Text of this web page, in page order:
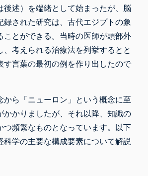
後述）を端緒として始まったが、脳
録された研究は、古代エジプトの象
ことができる。当時の医師が頭部外
、考えられる治療法を列挙するとと
す言葉の最初の例を作り出したので
から「ニューロン」という概念に至
かかりましたが、それ以降、知識の
つ頻繁なものとなっています。以下
科学の主要な構成要素について解説